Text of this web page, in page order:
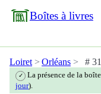
Boîtes à livres
Loiret Orléans #
✓ La présence de la
jour).